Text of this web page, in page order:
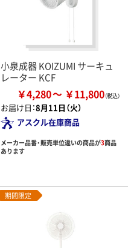
小泉成器 KOIZUMI サーキュ
レーター KCF
￥4,280 ￥11,800
お届け日：8月11日（火）
アスクル在庫商品
メーカー品番・販売単位違いの商品が3商品
あります
期間限定